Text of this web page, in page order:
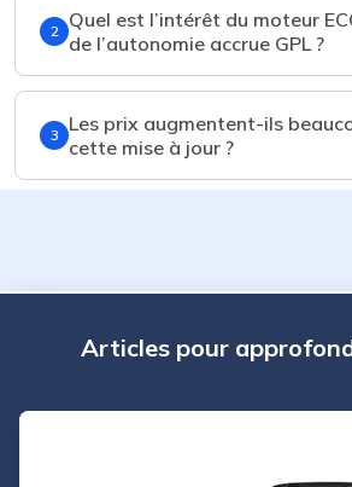
2
Quel est l’intérêt du moteur
de l’autonomie accrue GPL ?
3
Les prix augmentent-ils
cette mise à jour ?
Articles pour